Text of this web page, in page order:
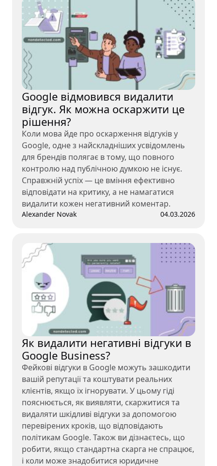
Google відмовився видалити
відгук. Як можна оскаржити це
рішення?
Коли мова йде про оскарження відгуків у
Google, одне з найскладніших усвідомлень
для брендів полягає в тому, що повного
контролю над публічною думкою не існує.
Справжній успіх — це вміння ефективно
відповідати на критику, а не намагатися
видалити кожен негативний коментар.
Alexander Novak 04.03.2026
Як видалити негативні відгуки в
Google Business?
Фейкові відгуки в Google можуть зашкодити
вашій репутації та коштувати реальних
клієнтів, якщо їх ігнорувати. У цьому гіді
пояснюється, як виявляти, скаржитися та
видаляти шкідливі відгуки за допомогою
перевірених кроків, що відповідають
політикам Google. Також ви дізнаєтесь, що
робити, якщо стандартна скарга не спрацює,
і коли може знадобитися юридичне